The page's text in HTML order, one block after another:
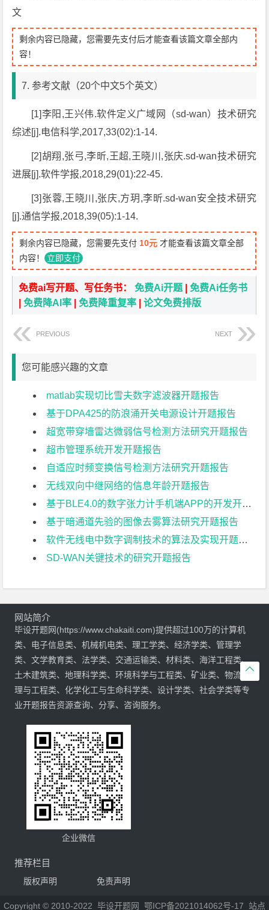
文
剩余内容已隐藏，您需要先支付后才能查看该篇文章全部内
容！
7. 参考文献（20个中文5个英文）
[1]李阳,王兴伟.软件定义广域网（sd-wan）技术研究
综述[j].电信科学,2017,33(02):1-14.
[2]胡翔,张弓,李昕,王超,王晓川,张庆.sd-wan技术研究
进展[j].软件学报,2018,29(01):22-45.
[3]张蓉,王晓川,张庆,方玥,李昕.sd-wan安全技术研究
[j].通信学报,2018,39(05):1-14.
剩余内容已隐藏，您需要先支付 10元 才能查看该篇文章全部
内容！ 立即支付
免费ai写开题、写任务书：免费Ai开题 |免费Ai任务书
|免费降AI率 |免费降重复率 |论文免费排版
PREVIOUS NEXT
您可能感兴趣的文章
matlab实现切比雪夫数字滤波器开题报告
基于DPA425的防浪涌开关电源设计开题报告
超宽带穿墙雷达微弱信号检测方法研究开题报告
超市管理系统开发开题报告
自适应时频变换信号检测方法研究开题报告
无线双向中继网络的信息年龄开题报告
基于BLE4.0的数字张力计手机端APP的开发开题报告
基于暗通道先验的图像去雾算法研究开题报告
软件无线电中数字调制技术的算法及实现开题报告
SD-WAN关键技术的研究开题报告

网站简介
毕设开题网(https://www.chakaiti.com)提供超过100万的计算机
类、电子信息类、机械机电类、理工学类、经济学类、管理学
类、文学教育类、法学类、交通运输类、材料类、海洋工程类、
土木建筑类、地理科学类、环境科学与工程类、矿业类、物流管
理与工程类、化学化工与生命科学类、设计学类、社会学类等专
业开题报告资源查询、分享、咨询服务。
企业微信
推荐栏目
版权声明 免责声明
Copyright © 2010-2022 毕设开题网 鄂ICP备2021014062号-17 站点